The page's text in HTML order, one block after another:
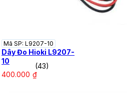
Mã SP: L9207-10
Dây Đo Hioki L9207-
10
(43)
400.000 ₫